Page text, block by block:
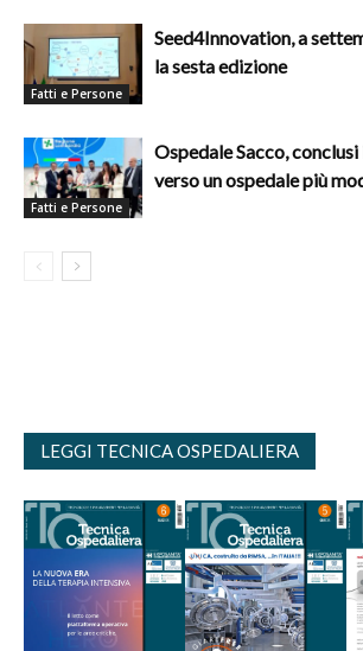
Fatti e Persone
Seed4Innovation, a
la sesta edizione
Fatti e Persone
Ospedale Sacco,
verso un ospedale più
LEGGI TECNICA OSPEDALIERA